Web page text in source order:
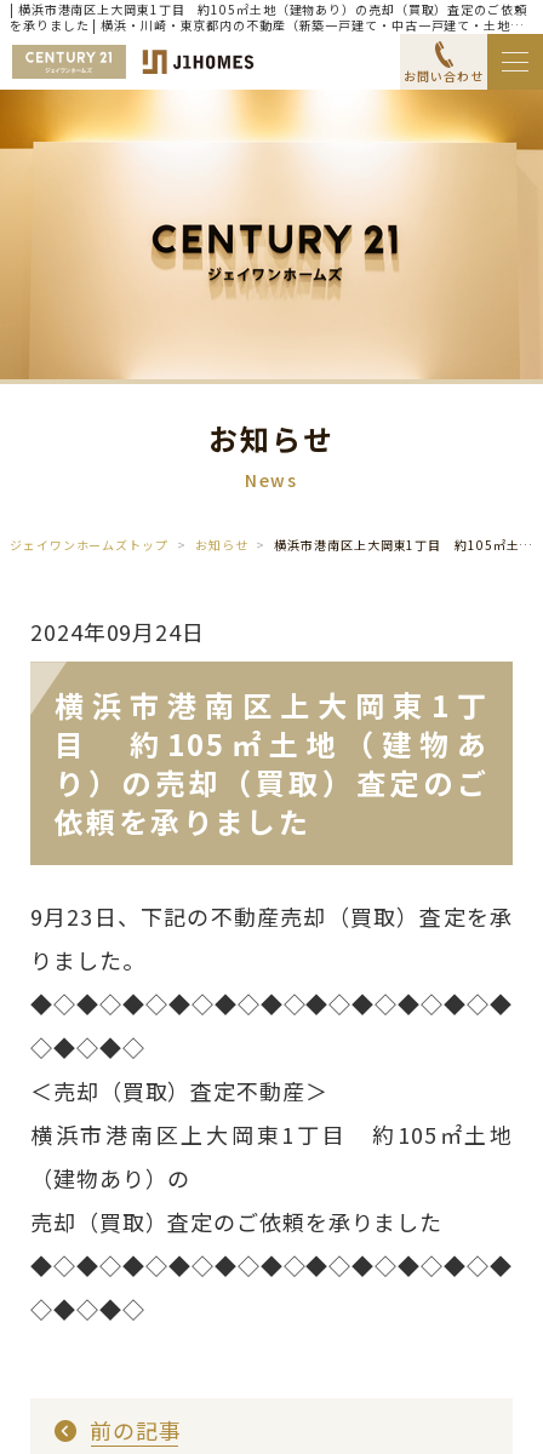
| 横浜市港南区上大岡東1丁目 約105㎡土地（建物あり）の売却（買取）査定のご依頼
を承りました | 横浜・川崎・東京都内の不動産（新築一戸建て・中古一戸建て・土地・
マンション）ならセンチュリー21ジェイワンホームズ
お問い合わせ
お知らせ
News
ジェイワンホームズトップ お知らせ 横浜市港南区上大岡東1丁目 約105㎡土地（建物あり）の売却（買取）査定のご依頼を承りました
2024年09月24日
横浜市港南区上大岡東1丁
目 約105㎡土地（建物あ
り）の売却（買取）査定のご
依頼を承りました
9月23日、下記の不動産売却（買取）査定を承
りました。
◆◇◆◇◆◇◆◇◆◇◆◇◆◇◆◇◆◇◆◇◆
◇◆◇◆◇
＜売却（買取）査定不動産＞
横浜市港南区上大岡東1丁目 約105㎡土地
（建物あり）の
売却（買取）査定のご依頼を承りました
◆◇◆◇◆◇◆◇◆◇◆◇◆◇◆◇◆◇◆◇◆
◇◆◇◆◇
前の記事